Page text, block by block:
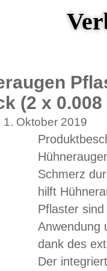
(2 x 0.008
1. Oktober 2019
Schmerz
hilft
Pflaster
Anwendung
dank des
Der